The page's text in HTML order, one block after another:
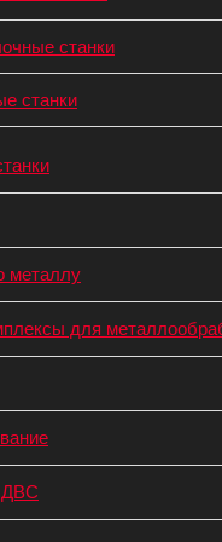
станки
станки
металлу
для
ДВС